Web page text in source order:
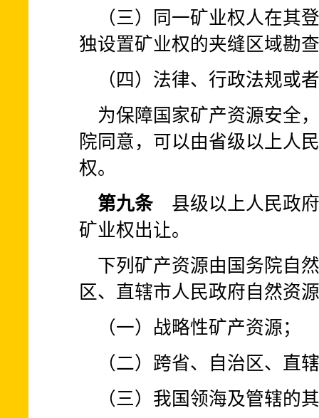
（三）同一矿业权人在其
独设置矿业权的夹缝区域勘
（四）法律、行政法规或
为保障国家矿产资源安全
院同意，可以由省级以上人
权。
第九条县级以上人民政府
矿业权出让。
下列矿产资源由国务院自
区、直辖市人民政府自然资
（一）战略性矿产资源；
（二）跨省、自治区、直
（三）我国领海及管辖的